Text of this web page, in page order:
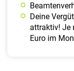
Deine
attraktiv! Je
Euro im